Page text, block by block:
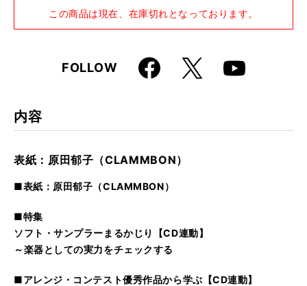
雑誌
この商品は現在、在庫切れとなっております。
FOLLOWFaceboo
k
X Youtube
内容
表紙：原田郁子（CLAMMBON）
■表紙：原田郁子（CLAMMBON）
■特集
ソフト・サンプラーまるかじり【CD連動】
～楽器としての実力をチェックする
■アレンジ・コンテスト優秀作品から学ぶ【CD連動】